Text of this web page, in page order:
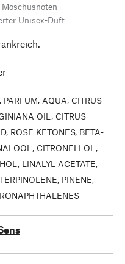
Unisex-Duft
PARFUM, AQUA, CITRUS
OIL, CITRUS
ROSE KETONES, BETA-
CITRONELLOL,
LINALYL ACETATE,
PINENE,